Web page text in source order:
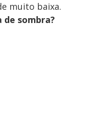
muito baixa.
sombra?